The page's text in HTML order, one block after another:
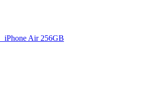
iPhone Air 256GB